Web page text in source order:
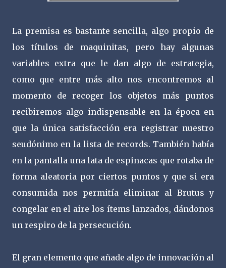
La premisa es bastante sencilla, algo propio de
los títulos de maquinitas, pero hay algunas
variables extra que le dan algo de estrategia,
como que entre más alto nos encontremos al
momento de recoger los objetos más puntos
recibiremos algo indispensable en la época en
que la única satisfacción era registrar nuestro
seudónimo en la lista de records. También había
en la pantalla una lata de espinacas que rotaba de
forma aleatoria por ciertos puntos y que si era
consumida nos permitía eliminar al Brutus y
congelar en el aire los ítems lanzados, dándonos
un respiro de la persecución.
El gran elemento que añade algo de innovación al